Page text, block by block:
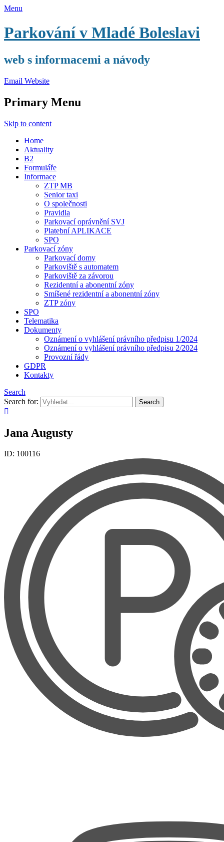
Menu
Parkování v Mladé Boleslavi
web s informacemi a návody
Email Website
Primary Menu
Skip to content
Home
Aktuality
B2
Formuláře
Informace
ZTP MB
Senior taxi
O společnosti
Pravidla
Parkovací oprávnění SVJ
Platební APLIKACE
SPO
Parkovací zóny
Parkovací domy
Parkoviště s automatem
Parkoviště za závorou
Rezidentní a abonentní zóny
Smíšené rezidentní a abonentní zóny
ZTP zóny
SPO
Telematika
Dokumenty
Oznámení o vyhlášení právního předpisu 1/2024
Oznámení o vyhlášení právního předpisu 2/2024
Provozní řády
GDPR
Kontakty
Search
Search for:
Jana Augusty
ID: 100116